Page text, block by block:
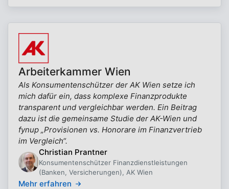
Arbeiterkammer Wien
Als Konsumentenschützer der AK Wien setze ich
mich dafür ein, dass komplexe Finanzprodukte
transparent und vergleichbar werden. Ein Beitrag
dazu ist die gemeinsame Studie der AK-Wien und
fynup „Provisionen vs. Honorare im Finanzvertrieb
im Vergleich“.
Christian Prantner
Konsumentenschützer Finanzdienstleistungen
(Banken, Versicherungen), AK Wien
Mehr erfahren